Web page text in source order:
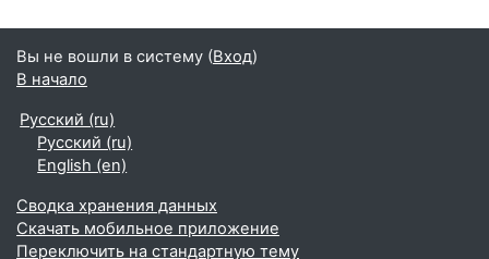
Вы не вошли в систему (Вход)
В начало
Русский ‎(ru)‎
Русский ‎(ru)‎
English ‎(en)‎
Сводка хранения данных
Скачать мобильное приложение
Переключить на стандартную тему